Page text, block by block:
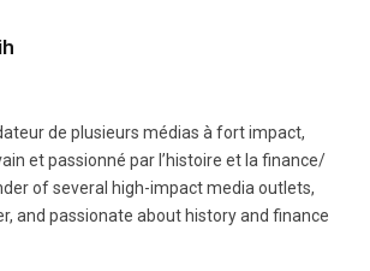
de plusieurs médias à fort impact,
et passionné par l’histoire et la finance/
of several high-impact media outlets,
and passionate about history and finance